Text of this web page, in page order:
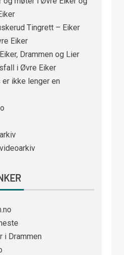
Tingrett – Eiker
Eiker
Drammen og Lier
i Øvre Eiker
ikke lenger en
i Drammen